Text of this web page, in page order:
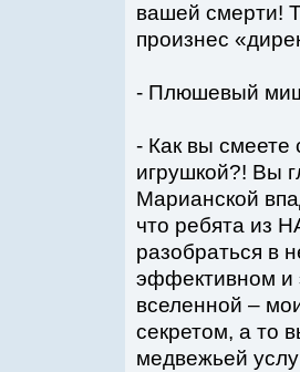
вашей смерти!
произнес
- Плюшевый
- Как вы
игрушкой?! Вы
Марианской
что ребята из
разобраться в
эффективном и
вселенной –
секретом, а то
медвежьей